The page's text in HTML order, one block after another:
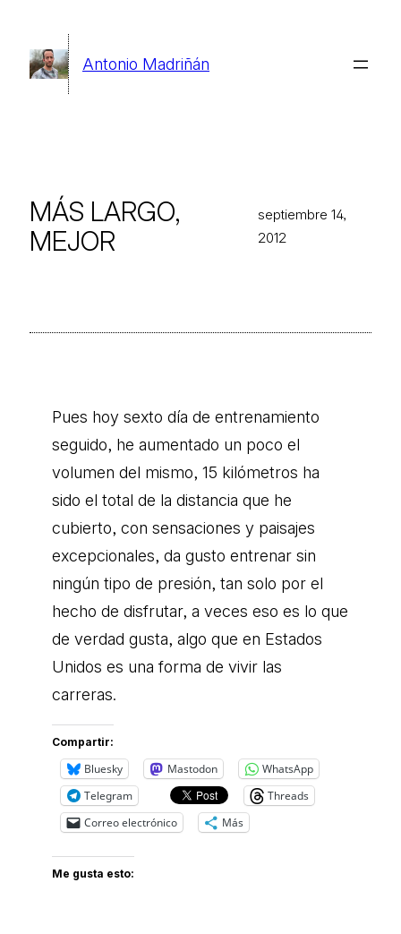
contenido
Antonio Madriñán
MÁS LARGO,
MEJOR
septiembre 14,
2012
Pues hoy sexto día de entrenamiento
seguido, he aumentado un poco el
volumen del mismo, 15 kilómetros ha
sido el total de la distancia que he
cubierto, con sensaciones y paisajes
excepcionales, da gusto entrenar sin
ningún tipo de presión, tan solo por el
hecho de disfrutar, a veces eso es lo que
de verdad gusta, algo que en Estados
Unidos es una forma de vivir las
carreras.
Compartir:
Bluesky Mastodon
WhatsApp
Telegram
Threads
Correo electrónico
Más
Me gusta esto: